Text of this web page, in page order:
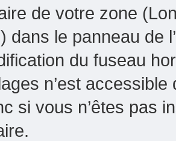
de votre zone
dans le panneau de
du fuseau
n’est
si vous n’êtes pas